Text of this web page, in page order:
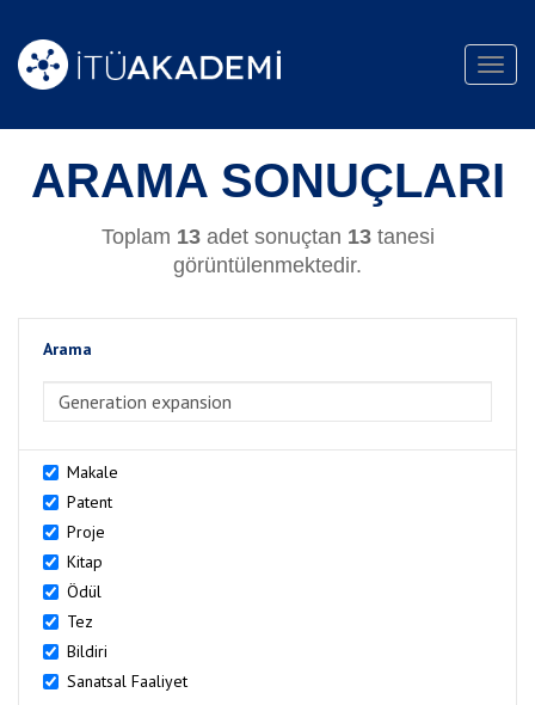
ARAMA SONUÇLARI
Toplam 13adet sonuçtan 13tanesi
görüntülenmektedir.
Arama
Makale
Patent
Proje
Kitap
Ödül
Tez
Bildiri
Sanatsal Faaliyet